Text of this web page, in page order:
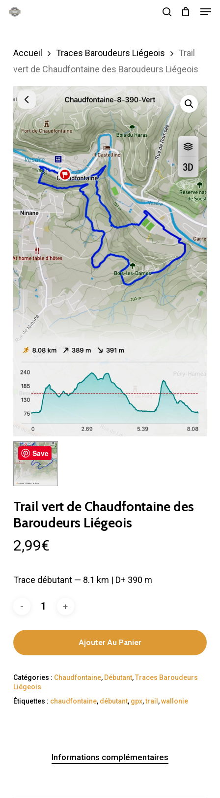
Skip
content
Accueil Traces Baroudeurs Liégeois
Trail
vert de Chaudfontaine des Baroudeurs Liégeois
Trail vert de Chaudfontaine des
Baroudeurs Liégeois
2,99€
Trace débutant — 8.1 km | D+ 390 m
Ajouter Au Panier
Catégories : Chaudfontaine, Débutant,Traces Baroudeurs
Liégeois
Étiquettes : chaudfontaine, débutant, gpx,trail ,wallonie
Informations complémentaires
Save